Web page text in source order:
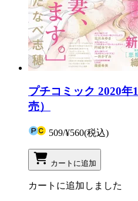
プチコミック 2020年
売）
509/¥560(税込)
カートに追加
カートに追加しました